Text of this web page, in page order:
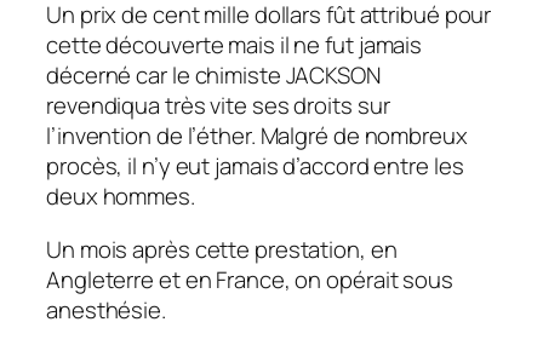
Un prix de cent mille dollars fût attribué pour
cette découverte mais il ne fut jamais
décerné car le chimiste JACKSON
revendiqua très vite ses droits sur
l’invention de l’éther. Malgré de nombreux
procès, il n’y eut jamais d’accord entre les
deux hommes.
Un mois après cette prestation, en
Angleterre et en France, on opérait sous
anesthésie.